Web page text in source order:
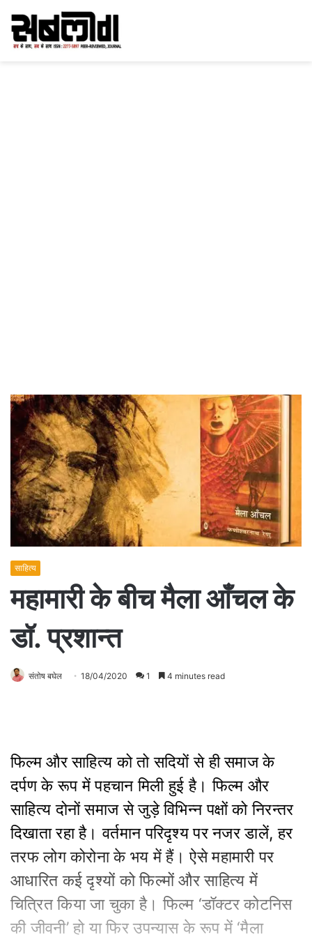
साहित्य
महामारी के बीच मैला आँचल के
डॉ. प्रशान्त
संतोष बघेल 18/04/2020 1 4 minutes read
फिल्‍म और सा‍हित्‍य को तो सदियों से ही समाज के
दर्पण के रूप में पहचान मिली हुई है। फिल्‍म और
सा‍हित्‍य दोनों समाज से जुड़े विभिन्‍न पक्षों को निरन्तर
दिखाता रहा है। वर्तमान परिदृश्‍य पर नजर डालें, हर
तरफ लोग कोरोना के भय में हैं। ऐसे महामारी पर
आधारित कई दृश्‍यों को फिल्‍मों और साहित्‍य में
चित्रित किया जा चुका है। फिल्‍म ‘डॉक्‍टर कोटनिस
की जीवनी’ हो या फिर उपन्‍यास के रूप में ‘मैला